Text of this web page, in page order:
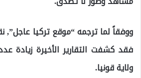
ووفقاً لما ترجمه “موقع تركيا عاجل”,
فقد كشفت التقارير الأخيرة زيادة
ولاية قونيا.